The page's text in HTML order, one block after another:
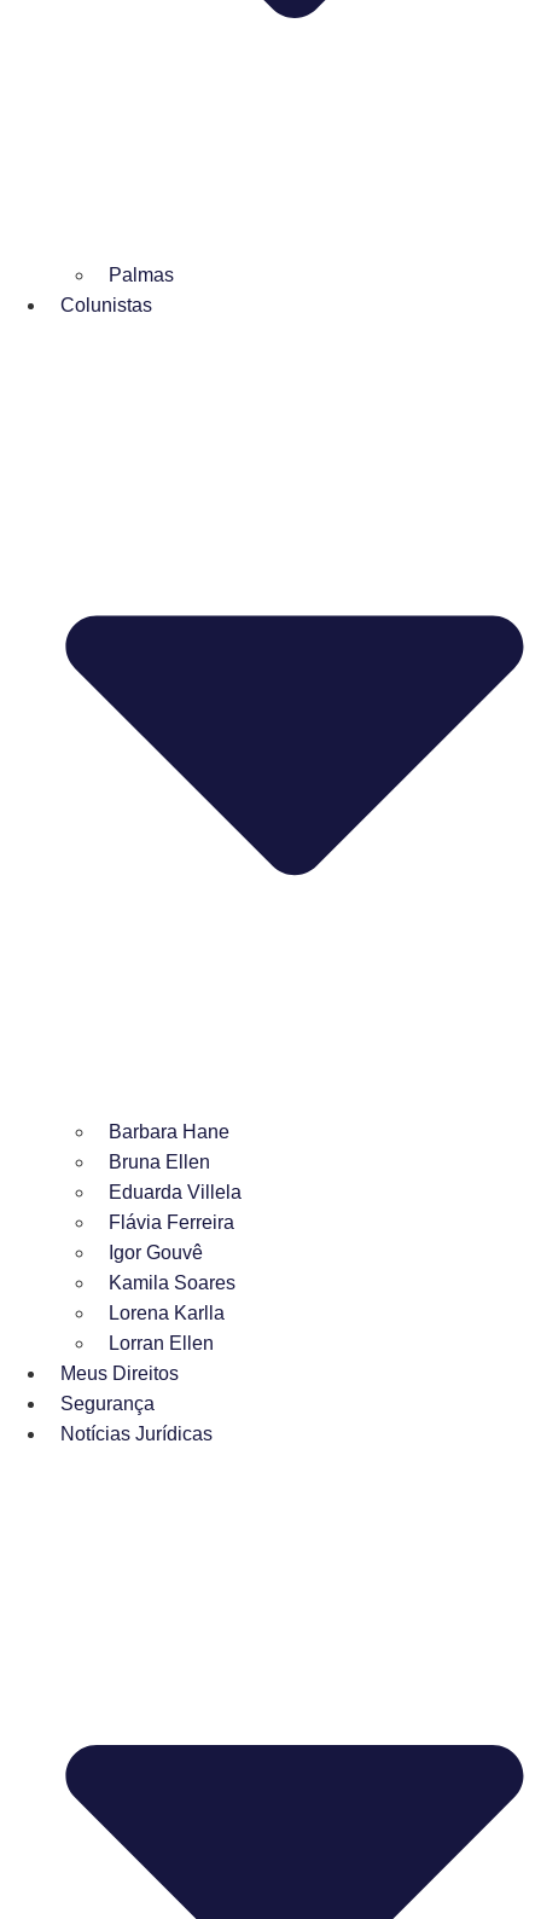
Palmas
Colunistas
Barbara Hane
Bruna Ellen
Eduarda Villela
Flávia Ferreira
Igor Gouvê
Kamila Soares
Lorena Karlla
Lorran Ellen
Meus Direitos
Segurança
Notícias Jurídicas